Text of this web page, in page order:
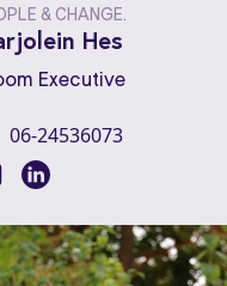
& CHANGE.
Hes
Executive
06-24536073